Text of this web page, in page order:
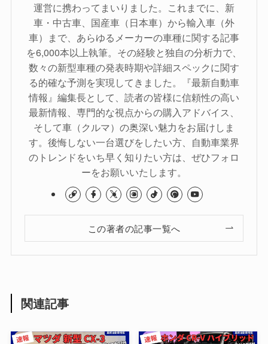
運営に携わってまいりました。これまでに、新
車・中古車、国産車（日本車）から輸入車（外
車）まで、あらゆるメーカーの車種に関する記事
を6,000本以上執筆。その経験と独自の分析力で、
数々の新型車種の発表時期や詳細スペックに関す
る的確な予測を実現してきました。『最新自動車
情報』編集長として、読者の皆様に信頼性の高い
最新情報、専門的な視点からの購入アドバイス、
そして車（クルマ）の奥深い魅力をお届けしま
す。後悔しない一台選びをしたい方、自動車業界
のトレンドをいち早く知りたい方は、ぜひフォロ
ーをお願いいたします。
この著者の記事一覧へ
関連記事